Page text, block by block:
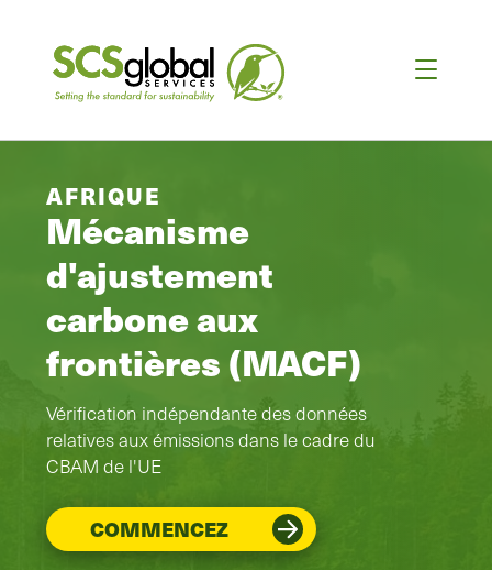
AFRIQUE
Mécanisme
d'ajustement
carbone aux
frontières (MACF)
Vérification indépendante des données
relatives aux émissions dans le cadre du
CBAM de l'UE
COMMENCEZ